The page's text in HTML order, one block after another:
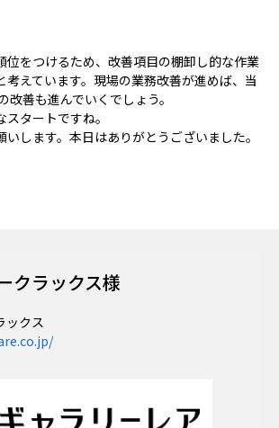
位をつけるため、改善項目の棚卸し的な作業
考えています。現場の業務改善が進めば、当
改善も進んでいくでしょう。
タートですね。
します。本日はありがとうございました。
クラックス様
ックス